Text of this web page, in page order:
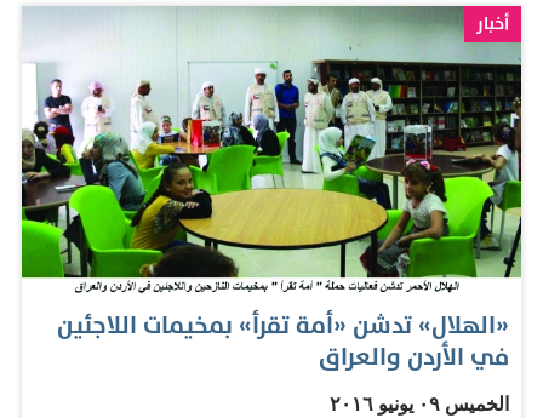
حقيقية بسبب السيول الناجمة عن هطول أمطار غزيرة تأثر
بها أكثر من 80 ألف شخص في ظروف صعبة، إلى جانب
تدمير آلاف المنازل في تلك الولايات. وتلقت هيئة الهلال
الأحمر الإماراتية نداءات إنسانية من نظيرتها السودانية
للمساهمة في عمليات إغاثة المتأثرين، وتوفير احتياجاتهم
المتمثلة في المواد الغذائية الأساسية، والمستلزمات الإيوائية،
والاحتياجات الإغاثية الأخرى. وأكد الدكتور محمد عتيق
الفلاحي، الأمين العام لهيئة الهلال الأحمر، أن الهيئة تتابع
الأوضاع الإنسانية على الساحة السودانية منذ بداية تفاقم
الظروف الناجمة عن السيول والأمطار، وتجاوبت على الفور
أخبار
«الهلال» تدشن «أمة تقرأ» بمخيمات اللاجئين
في الأردن والعراق
الخميس ٠٩ يونيو ٢٠١٦